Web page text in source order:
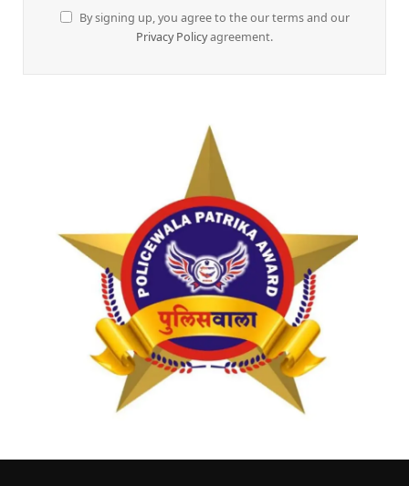
By signing up, you agree to the our terms and our
Privacy Policyagreement.